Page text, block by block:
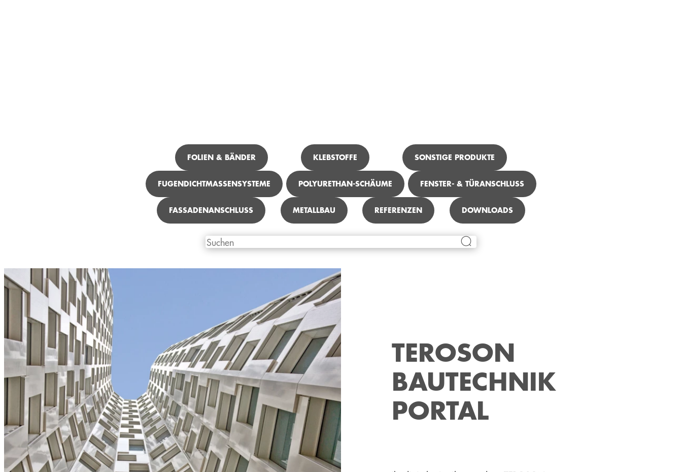
FOLIEN & BÄNDER KLEBSTOFFE SONSTIGE PRODUKTE
FUGENDICHTMASSENSYSTEME POLYURETHAN-SCHÄUME FENSTER- & TÜRANSCHLUSS
FASSADENANSCHLUSS METALLBAU REFERENZEN DOWNLOADS
TEROSON
BAUTECHNIK
PORTAL